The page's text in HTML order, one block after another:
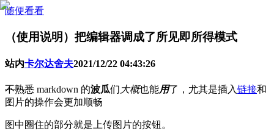
随便看看
（使用说明）把编辑器调成了所见即所得模式
站内卡尔达舍夫2021/12/22 04:43:26
不熟悉 markdown 的波瓜们 大概也能用了，尤其是插入链接和
图片的操作会更加顺畅
图中圈住的部分就是上传图片的按钮。​